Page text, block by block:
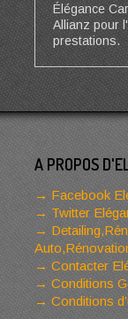
Élégance
Allianz pour
prestations.
A PROPOS
Facebook
Twitter
Contacter
Conditions
Conditions